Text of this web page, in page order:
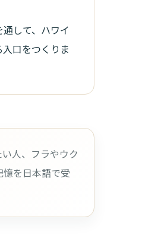
して、ハワイ
口をつくりま
人、フラやウク
を日本語で受